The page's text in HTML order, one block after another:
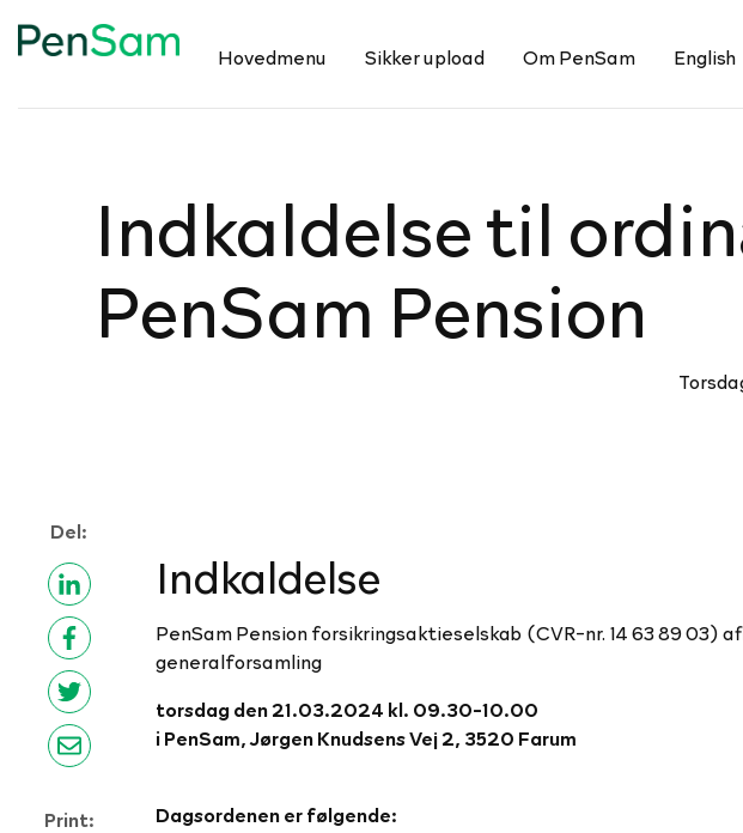
Hovedmenu Sikker upload Om PenSam English
Ind­kal­delse til
PenSam Pension
Del:
Print:
Indkaldelse
PenSam Pension forsikringsaktieselskab (CVR-nr. 14 63 89 03)
generalforsamling
torsdag den 21.03.2024 kl. 09.30-10.00
i PenSam, Jørgen Knudsens Vej 2, 3520 Farum
Dagsordenen er følgende: